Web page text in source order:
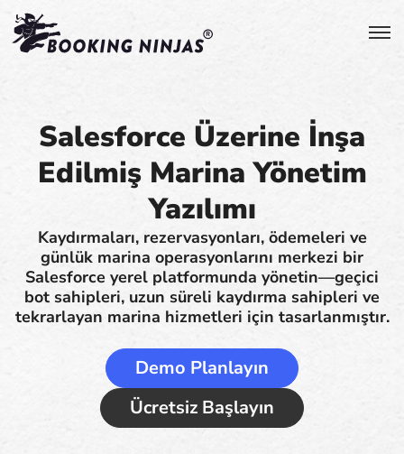
Salesforce Üzerine İnşa
Edilmiş Marina Yönetim
Yazılımı
Kaydırmaları, rezervasyonları, ödemeleri ve
günlük marina operasyonlarını merkezi bir
Salesforce yerel platformunda yönetin—geçici
bot sahipleri, uzun süreli kaydırma sahipleri ve
tekrarlayan marina hizmetleri için tasarlanmıştır.
Demo Planlayın
Ücretsiz Başlayın